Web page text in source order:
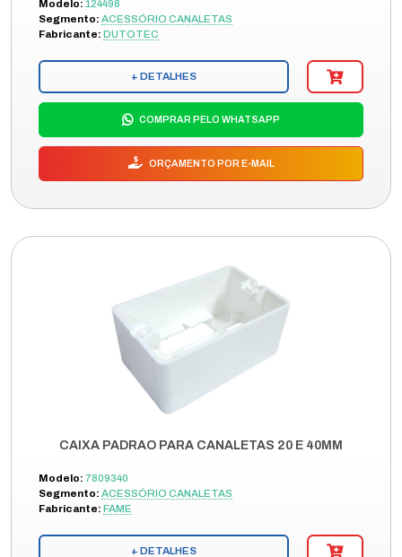
Modelo: 124498
Segmento: ACESSÓRIO CANALETAS
Fabricante: DUTOTEC
+ DETALHES
COMPRAR PELO WHATSAPP
ORÇAMENTO POR E-MAIL
CAIXA PADRAO PARA CANALETAS 20 E 40MM
Modelo: 7809340
Segmento: ACESSÓRIO CANALETAS
Fabricante: FAME
+ DETALHES